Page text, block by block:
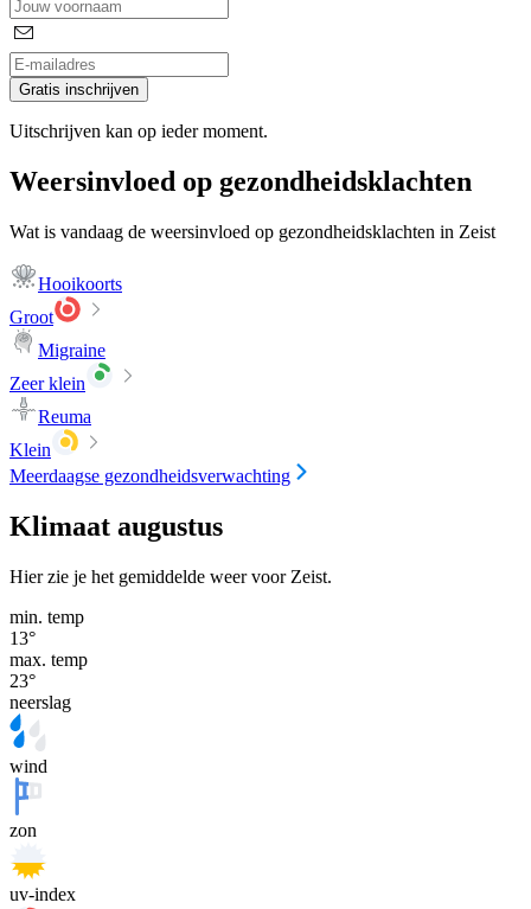
Gratis inschrijven
Uitschrijven kan op ieder moment.
Weersinvloed op gezondheidsklachten
Wat is vandaag de weersinvloed op gezondheidsklachten in Zeist
Hooikoorts
Groot
Migraine
Zeer klein
Reuma
Klein
Meerdaagse gezondheidsverwachting
Klimaat augustus
Hier zie je het gemiddelde weer voor Zeist.
min. temp
13°
max. temp
23°
neerslag
wind
zon
uv-index